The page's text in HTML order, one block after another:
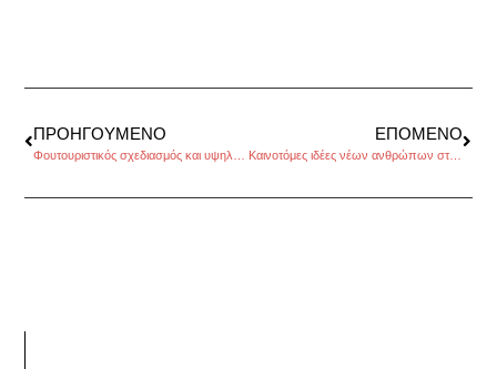
ΠΡΟΗΓΟΎΜΕΝΟ ΕΠΌΜΕΝΟ
Καινοτόμες ιδέες νέων ανθρώπων στο WHAT’S UP της COSMOTE